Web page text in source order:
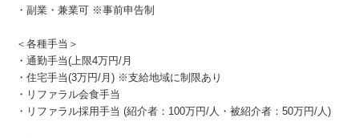
・副業・兼業可 ※事前申告制
＜各種手当＞
・通勤手当(上限4万円/月
・住宅手当(3万円/月) ※支給地域に制限あり
・リファラル会食手当
・リファラル採用手当 (紹介者：100万円/人・被紹介者：50万円/人)